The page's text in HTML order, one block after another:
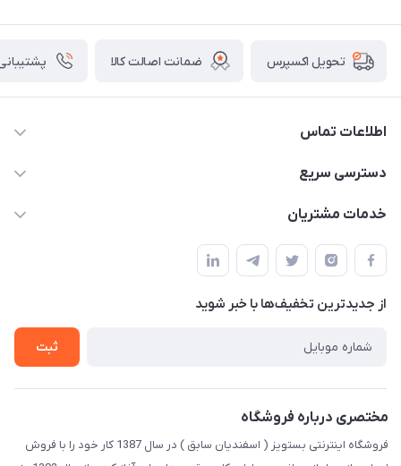
تحویل اکسپرس ضمانت اصالت کالا پشتیبانی ۲۴
اطلاعات تماس
09123941837
دسترسی سریع
حساب کاربری
لیست محصولات
درباره ما
خدمات مشتریان
قوانین و مقررات
حریم خصوصی
راهنما
از جدید‌ترین تخفیف‌ها با‌ خبر شوید
ثبت
مختصری درباره فروشگاه
فروشگاه اینترنتی بستویز ( اسفندیان سابق ) در سال 1387 کار خود را با فروش